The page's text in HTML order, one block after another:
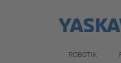
ROBOTIK